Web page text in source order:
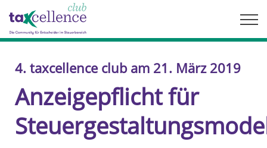
content
4. taxcellence club am 21. März 2019
Anzeigepflicht für